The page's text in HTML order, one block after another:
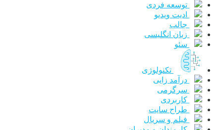
توسعه فردی
ادیت ویدیو
جالب
زبان انگلیسی
سئو
تکنولوژی
درآمد زایی
سرگرمی
کاربردی
طراح سایت
فیلم و سریال